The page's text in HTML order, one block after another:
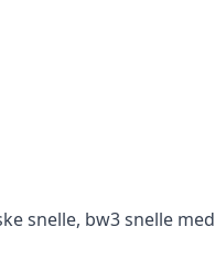
snelle, bw3 snelle med